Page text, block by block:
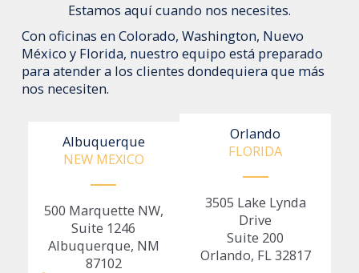
Estamos aquí cuando nos necesites.
Con oficinas en Colorado, Washington, Nuevo
México y Florida, nuestro equipo está preparado
para atender a los clientes dondequiera que más
nos necesiten.
Orlando
FLORIDA
3505 Lake Lynda
Drive
Suite 200
Orlando, FL 32817
Albuquerque
NEW MEXICO
500 Marquette NW,
Suite 1246
Albuquerque, NM
87102